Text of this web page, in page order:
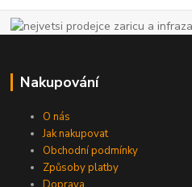
Nakupování
O nás
Jak nakupovat
Obchodní podmínky
Způsoby platby